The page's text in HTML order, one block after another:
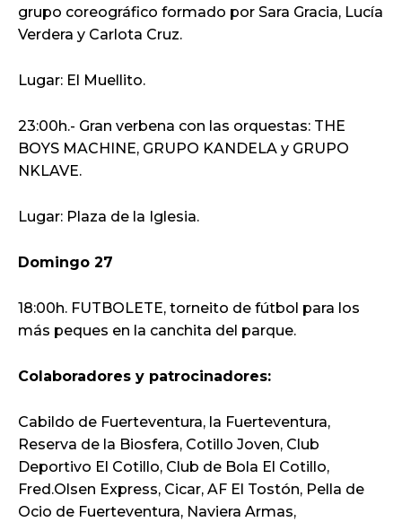
grupo coreográfico formado por Sara Gracia, Lucía
Verdera y Carlota Cruz.
Lugar: El Muellito.
23:00h.- Gran verbena con las orquestas: THE
BOYS MACHINE, GRUPO KANDELA y GRUPO
NKLAVE.
Lugar: Plaza de la Iglesia.
Domingo 27
18:00h. FUTBOLETE, torneito de fútbol para los
más peques en la canchita del parque.
Colaboradores y patrocinadores:
Cabildo de Fuerteventura, la Fuerteventura,
Reserva de la Biosfera, Cotillo Joven, Club
Deportivo El Cotillo, Club de Bola El Cotillo,
Fred.Olsen Express, Cicar, AF El Tostón, Pella de
Ocio de Fuerteventura, Naviera Armas,